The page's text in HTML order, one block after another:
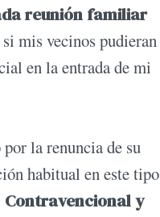
reunión familiar
mis vecinos pudieran
en la entrada de mi
la renuncia de su
habitual en este tipo
Contravencional y